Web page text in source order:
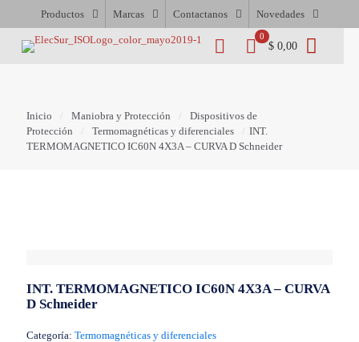
Productos Marcas Contactanos Novedades
0
$ 0,00
Inicio Maniobra y Protección
Dispositivos de
Protección
Termomagnéticas y diferenciales
INT.
TERMOMAGNETICO IC60N 4X3A – CURVA D Schneider
INT. TERMOMAGNETICO IC60N 4X3A – CURVA
D Schneider
Categoría: Termomagnéticas y diferenciales